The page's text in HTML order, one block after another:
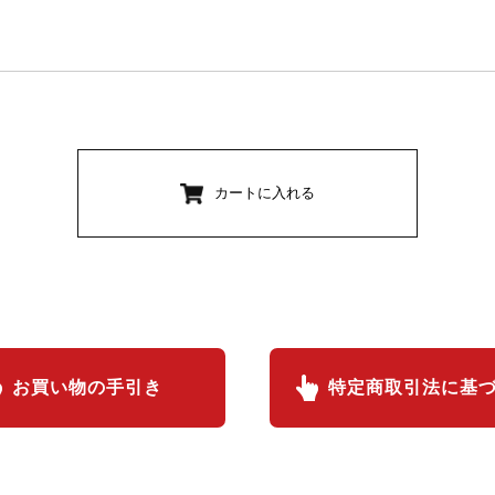
カートに入れる
お買い物の手引き 特定商取引法に基